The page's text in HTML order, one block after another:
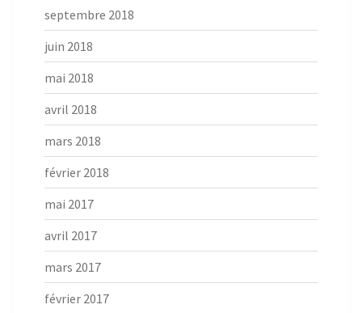
septembre 2018
juin 2018
mai 2018
avril 2018
mars 2018
février 2018
mai 2017
avril 2017
mars 2017
février 2017